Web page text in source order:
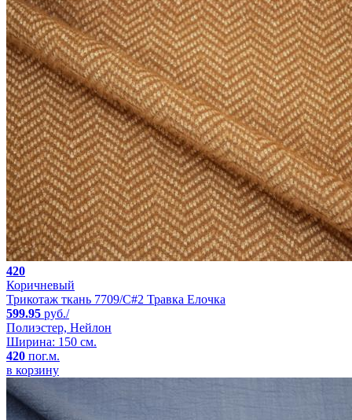
420
Коричневый
Трикотаж ткань 7709/C#2 Травка Елочка
599.95 руб./
Полиэстер, Нейлон
Ширина: 150 см.
420 пог.м.
в корзину